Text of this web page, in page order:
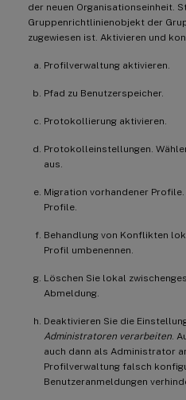
der neuen Organisationseinheit.
Gruppenrichtlinienobjekt der
zugewiesen ist. Aktivieren und
Profilverwaltung aktivieren.
Pfad zu Benutzerspeicher.
Protokollierung aktivieren.
Protokolleinstellungen.
aus.
Migration vorhandener
Profile.
Behandlung von Konflikten
Profil umbenennen.
Löschen Sie lokal
Abmeldung.
Deaktivieren Sie die
Administratoren verarbeiten .
auch dann als Administrator
Profilverwaltung falsch
Benutzeranmeldungen